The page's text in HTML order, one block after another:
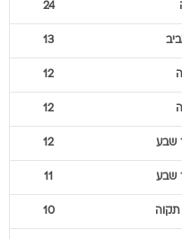
24
13
12
12
שבע 12
שבע 11
10